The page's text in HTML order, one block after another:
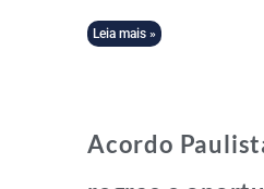
Leia mais »
Acordo